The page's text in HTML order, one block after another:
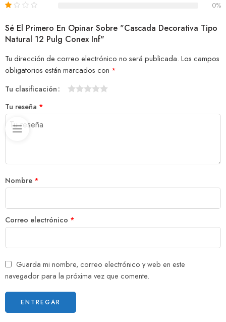
0%
Sé El Primero En Opinar Sobre "Cascada Decorativa Tipo
Natural 12 Pulg Conex Inf"
Tu dirección de correo electrónico no será publicada. Los campos
obligatorios están marcados con *
Tu clasificación
Tu reseña *
Nombre *
Correo electrónico *
Guarda mi nombre, correo electrónico y web en este
navegador para la próxima vez que comente.